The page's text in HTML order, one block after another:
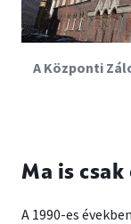
A Központi
Ma is csak
A 1990-es